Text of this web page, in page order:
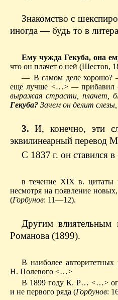
Знакомство с
иногда — будь то в
Ему чужда Гекуба, она
что он плачет о ней (Шестов,
— В самом деле хорошо?
еще лучше <…> —прибавил
выражая страсти, плачет,
Гекуба? Зачем он делит
3. И, конечно, эти
эквилинеарный перевод
С 1837 г. он ставился
в течение XIX в. цитаты
несмотря на появление
(Горбунов: 11—12).
Другим
Романова (1899).
В наиболее
Н. Полевого <…>
В 1899 году К. Р… <…>
и не первого ряда (Горбунов: